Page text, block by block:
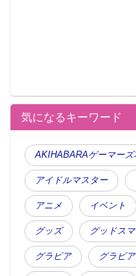
気になるキーワード
AKIHABARAゲーマーズ
アイドルマスター
アニメ イベント
グッズ グッドス
グラビア グラビ